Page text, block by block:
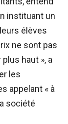
instituant un
élèves
ne sont pas
haut », a
les
appelant « à
société